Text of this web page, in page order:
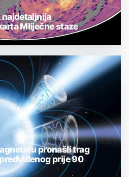
najdetaljnija
Mliječne staze
pronašli trag
prije 90